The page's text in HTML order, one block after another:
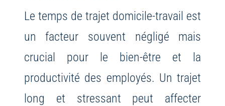
Le temps de trajet domicile-travail est
un facteur souvent négligé mais
crucial pour le bien-être et la
productivité des employés. Un trajet
long et stressant peut affecter